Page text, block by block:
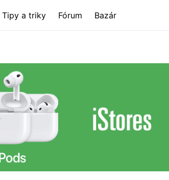
Tipy a triky Fórum Bazár